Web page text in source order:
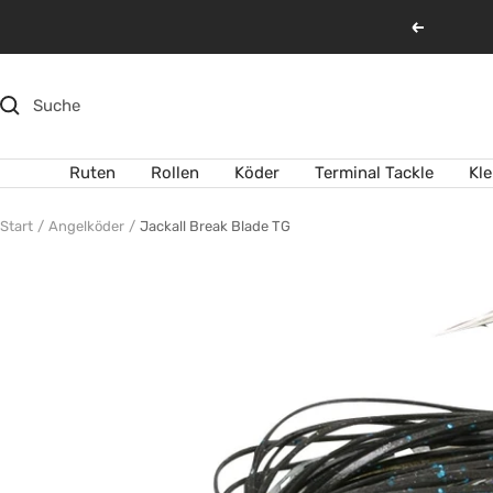
Zurück
Ruten Rollen Köder Terminal Tackle
Start Angelköder Jackall Break Blade TG